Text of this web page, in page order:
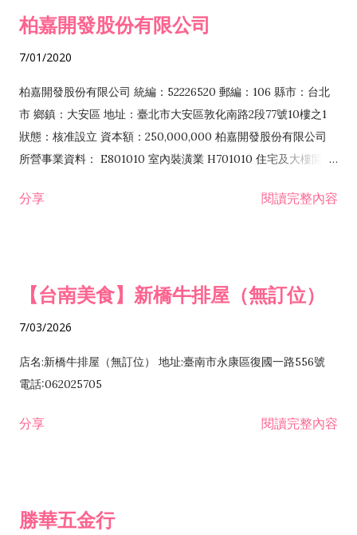
柏嘉開發股份有限公司
7/01/2020
柏嘉開發股份有限公司 統編：52226520 郵編：106 縣市：台北
市 鄉鎮：大安區 地址：臺北市大安區敦化南路2段77號10樓之1
狀態：核准設立 資本額：250,000,000 柏嘉開發股份有限公司
所營事業資料： E801010 室內裝潢業 H701010 住宅及大樓開發
發業 H703090 不動產買賣業 H703100 不動產租賃業 I503010
分享 閱讀完整內容
【台南美食】新橋牛排屋（無訂位）
7/03/2026
店名:新橋牛排屋（無訂位） 地址:臺南市永康區復國一路556號
電話:062025705
分享 閱讀完整內容
勝華五金行